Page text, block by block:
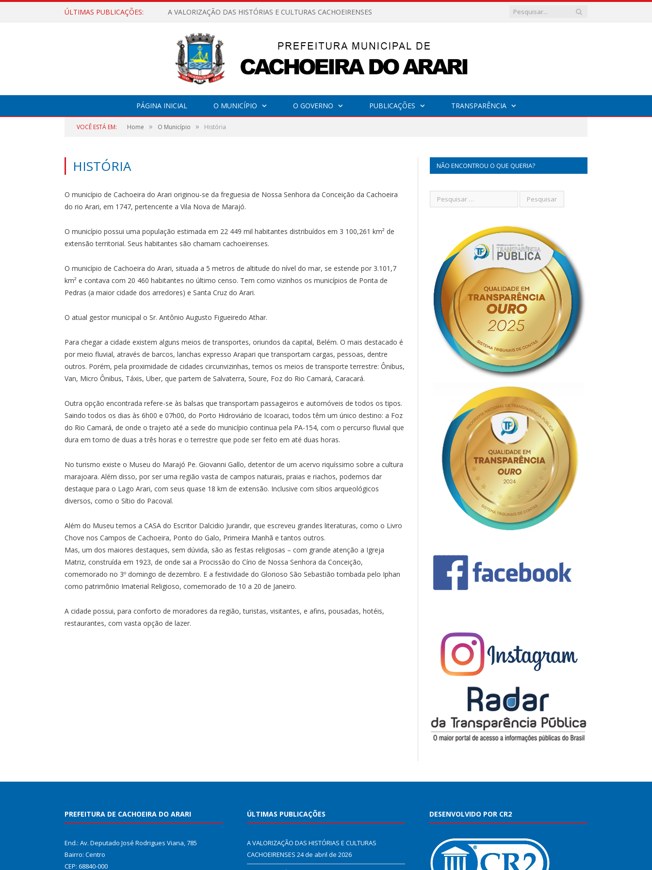
ÚLTIMAS PUBLICAÇÕES: A VALORIZAÇÃO DAS HISTÓRIAS E CULTURAS CACHOEIRENSES
PÁGINA INICIAL O MUNICÍPIO O GOVERNO PUBLICAÇÕES TRANSPARÊNCIA
VOCÊ ESTÁ EM: Home » O Município » História
HISTÓRIA
O município de Cachoeira do Arari originou-se da freguesia de Nossa Senhora da Conceição da Cachoeira
do rio Arari, em 1747, pertencente a Vila Nova de Marajó.
O município possui uma população estimada em 22 449 mil habitantes distribuídos em 3 100,261 km² de
extensão territorial. Seus habitantes são chamam cachoeirenses.
O município de Cachoeira do Arari, situada a 5 metros de altitude do nível do mar, se estende por 3.101,7
km² e contava com 20 460 habitantes no último censo. Tem como vizinhos os municípios de Ponta de
Pedras (a maior cidade dos arredores) e Santa Cruz do Arari.
O atual gestor municipal o Sr. Antônio Augusto Figueiredo Athar.
Para chegar a cidade existem alguns meios de transportes, oriundos da capital, Belém. O mais destacado é
por meio fluvial, através de barcos, lanchas expresso Arapari que transportam cargas, pessoas, dentre
outros. Porém, pela proximidade de cidades circunvizinhas, temos os meios de transporte terrestre: Ônibus,
Van, Micro Ônibus, Táxis, Uber, que partem de Salvaterra, Soure, Foz do Rio Camará, Caracará.
Outra opção encontrada refere-se às balsas que transportam passageiros e automóveis de todos os tipos.
Saindo todos os dias às 6h00 e 07h00, do Porto Hidroviário de Icoaraci, todos têm um único destino: a Foz
do Rio Camará, de onde o trajeto até a sede do município continua pela PA-154, com o percurso fluvial que
dura em torno de duas a três horas e o terrestre que pode ser feito em até duas horas.
No turismo existe o Museu do Marajó Pe. Giovanni Gallo, detentor de um acervo riquíssimo sobre a cultura
marajoara. Além disso, por ser uma região vasta de campos naturais, praias e riachos, podemos dar
destaque para o Lago Arari, com seus quase 18 km de extensão. Inclusive com sítios arqueológicos
diversos, como o Sítio do Pacoval.
Além do Museu temos a CASA do Escritor Dalcidio Jurandir, que escreveu grandes literaturas, como o Livro
Chove nos Campos de Cachoeira, Ponto do Galo, Primeira Manhã e tantos outros.
Mas, um dos maiores destaques, sem dúvida, são as festas religiosas – com grande atenção a Igreja
Matriz, construída em 1923, de onde sai a Procissão do Círio de Nossa Senhora da Conceição,
comemorado no 3º domingo de dezembro. E a festividade do Glorioso São Sebastião tombada pelo Iphan
como patrimônio Imaterial Religioso, comemorado de 10 a 20 de Janeiro.
A cidade possui, para conforto de moradores da região, turistas, visitantes, e afins, pousadas, hotéis,
restaurantes, com vasta opção de lazer.
NÃO ENCONTROU O QUE QUERIA?
PREFEITURA DE CACHOEIRA DO ARARI
End.: Av. Deputado José Rodrigues Viana, 785
Bairro: Centro
CEP: 68840-000
ÚLTIMAS PUBLICAÇÕES
A VALORIZAÇÃO DAS HISTÓRIAS E CULTURAS
CACHOEIRENSES 24 de abril de 2026
DESENVOLVIDO POR CR2